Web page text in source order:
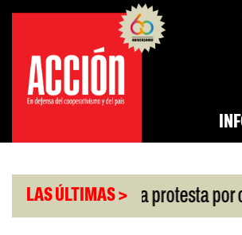
Saltar
contenido
LAS ÚLTIMAS >
riesgo | China protesta por